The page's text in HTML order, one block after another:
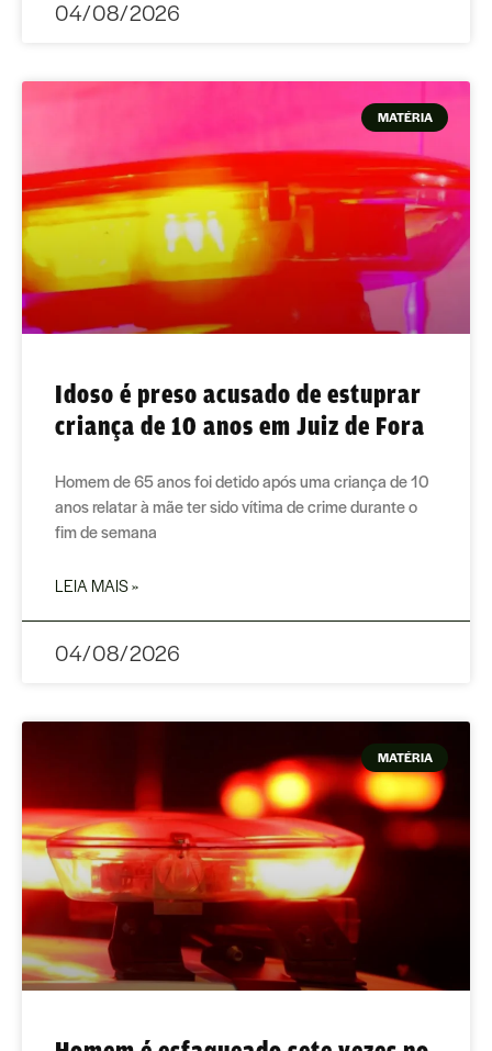
04/08/2026
MATÉRIA
Idoso é preso acusado de estuprar
criança de 10 anos em Juiz de Fora
Homem de 65 anos foi detido após uma criança de 10
anos relatar à mãe ter sido vítima de crime durante o
fim de semana
LEIA MAIS »
04/08/2026
MATÉRIA